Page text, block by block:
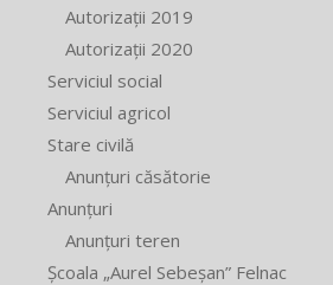
Autorizații 2019
Autorizații 2020
Serviciul social
Serviciul agricol
Stare civilă
Anunțuri căsătorie
Anunțuri
Anunțuri teren
Școala „Aurel Sebeșan” Felnac